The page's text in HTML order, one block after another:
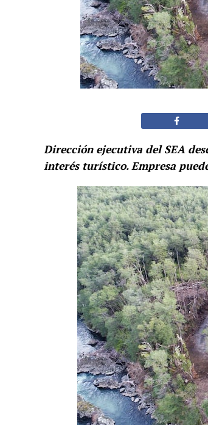
Dirección ejecutiva del SEA
interés turístico. Empresa